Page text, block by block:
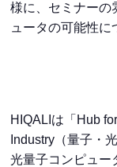
様に、セミナーの
ュータの可能性に
HIQALIは「Hub
Industry（量子・
光量子コンピュー